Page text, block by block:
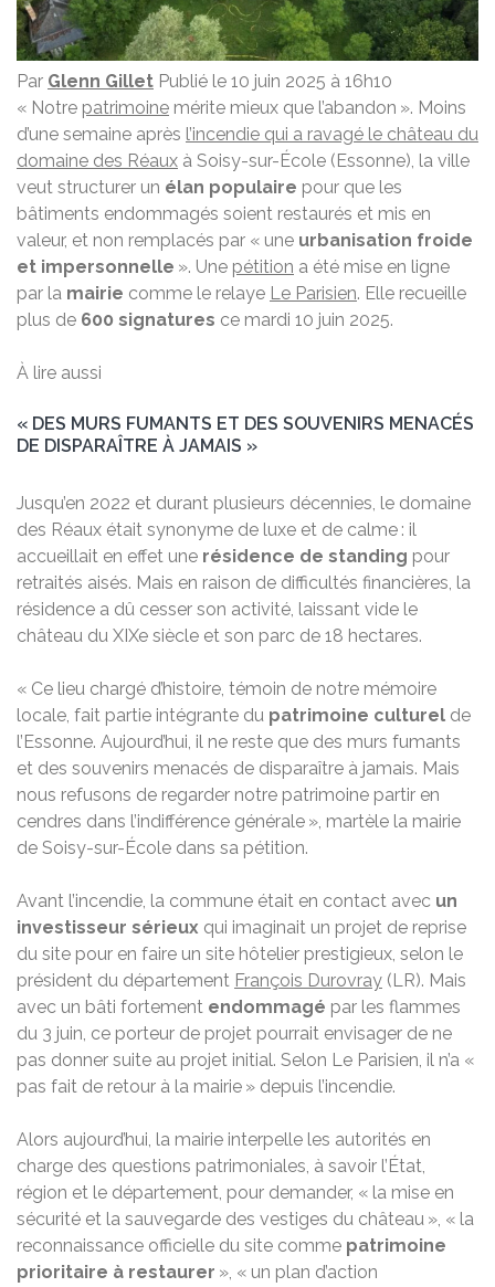
Par Glenn Gillet Publié le 10 juin 2025 à 16h10
« Notre patrimoine mérite mieux que l’abandon ». Moins
d’une semaine après l’incendie qui a ravagé le château du
domaine des Réaux à Soisy-sur-École (Essonne), la ville
veut structurer un élan populaire pour que les
bâtiments endommagés soient restaurés et mis en
valeur, et non remplacés par « une urbanisation froide
et impersonnelle ». Une pétition a été mise en ligne
par la mairie comme le relaye Le Parisien. Elle recueille
plus de 600 signatures ce mardi 10 juin 2025.
À lire aussi
« DES MURS FUMANTS ET DES SOUVENIRS MENACÉS
DE DISPARAÎTRE À JAMAIS »
Jusqu’en 2022 et durant plusieurs décennies, le domaine
des Réaux était synonyme de luxe et de calme : il
accueillait en effet une résidence de standing pour
retraités aisés. Mais en raison de difficultés financières, la
résidence a dû cesser son activité, laissant vide le
château du XIXe siècle et son parc de 18 hectares.
« Ce lieu chargé d’histoire, témoin de notre mémoire
locale, fait partie intégrante du patrimoine culturel de
l’Essonne. Aujourd’hui, il ne reste que des murs fumants
et des souvenirs menacés de disparaître à jamais. Mais
nous refusons de regarder notre patrimoine partir en
cendres dans l’indifférence générale », martèle la mairie
de Soisy-sur-École dans sa pétition.
Avant l’incendie, la commune était en contact avec un
investisseur sérieux qui imaginait un projet de reprise
du site pour en faire un site hôtelier prestigieux, selon le
président du département François Durovray (LR). Mais
avec un bâti fortement endommagé par les flammes
du 3 juin, ce porteur de projet pourrait envisager de ne
pas donner suite au projet initial. Selon Le Parisien, il n’a «
pas fait de retour à la mairie » depuis l’incendie.
Alors aujourd’hui, la mairie interpelle les autorités en
charge des questions patrimoniales, à savoir l’État,
région et le département, pour demander, « la mise en
sécurité et la sauvegarde des vestiges du château », « la
reconnaissance officielle du site comme patrimoine
prioritaire à restaurer », « un plan d’action